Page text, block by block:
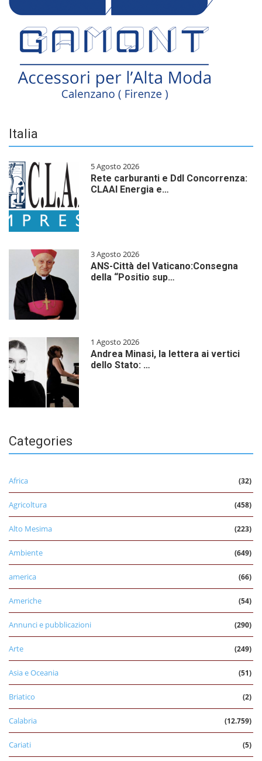
Italia
5 Agosto 2026
Rete carburanti e Ddl Concorrenza:
CLAAI Energia e…
3 Agosto 2026
ANS-Città del Vaticano:Consegna
della “Positio sup…
1 Agosto 2026
Andrea Minasi, la lettera ai vertici
dello Stato: …
Categories
Africa (32)
Agricoltura (458)
Alto Mesima (223)
Ambiente (649)
america (66)
Americhe (54)
Annunci e pubblicazioni (290)
Arte (249)
Asia e Oceania (51)
Briatico (2)
Calabria (12.759)
Cariati (5)